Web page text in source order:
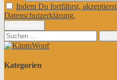
Indem Du fortfährst,
Datenschutzerklärung.
Suchen
nach:
Kategorien